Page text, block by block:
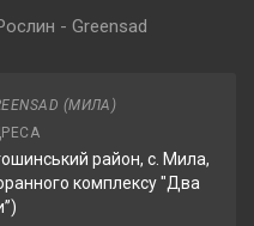
- Greensad
(МИЛА)
район, с. Мила,
комплексу "Два